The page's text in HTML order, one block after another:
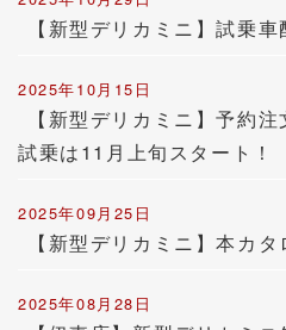
【新型デリカミニ】試乗車
2025年10月15日
【新型デリカミニ】予約
試乗は11月上旬スタート！
2025年09月25日
【新型デリカミニ】本カ
2025年08月28日